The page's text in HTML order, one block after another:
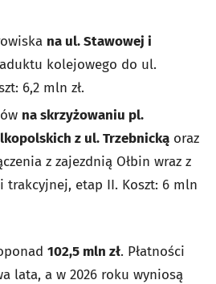
na ul. Stawowej i
kolejowego do ul.
6,2 mln zł.
na skrzyżowaniu pl.
z ul. Trzebnicką oraz
z zajezdnią Ołbin wraz z
trakcyjnej, etap II. Koszt: 6 mln
102,5 mln zł. Płatności
lata, a w 2026 roku wyniosą